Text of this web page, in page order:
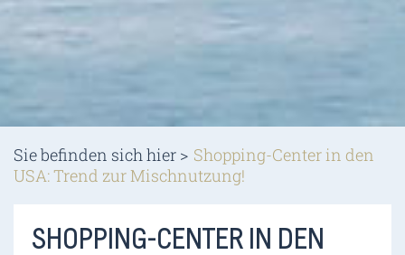
Sie befinden sich hier > Shopping-Center in den
USA: Trend zur Mischnutzung!
SHOPPING-CENTER IN DEN